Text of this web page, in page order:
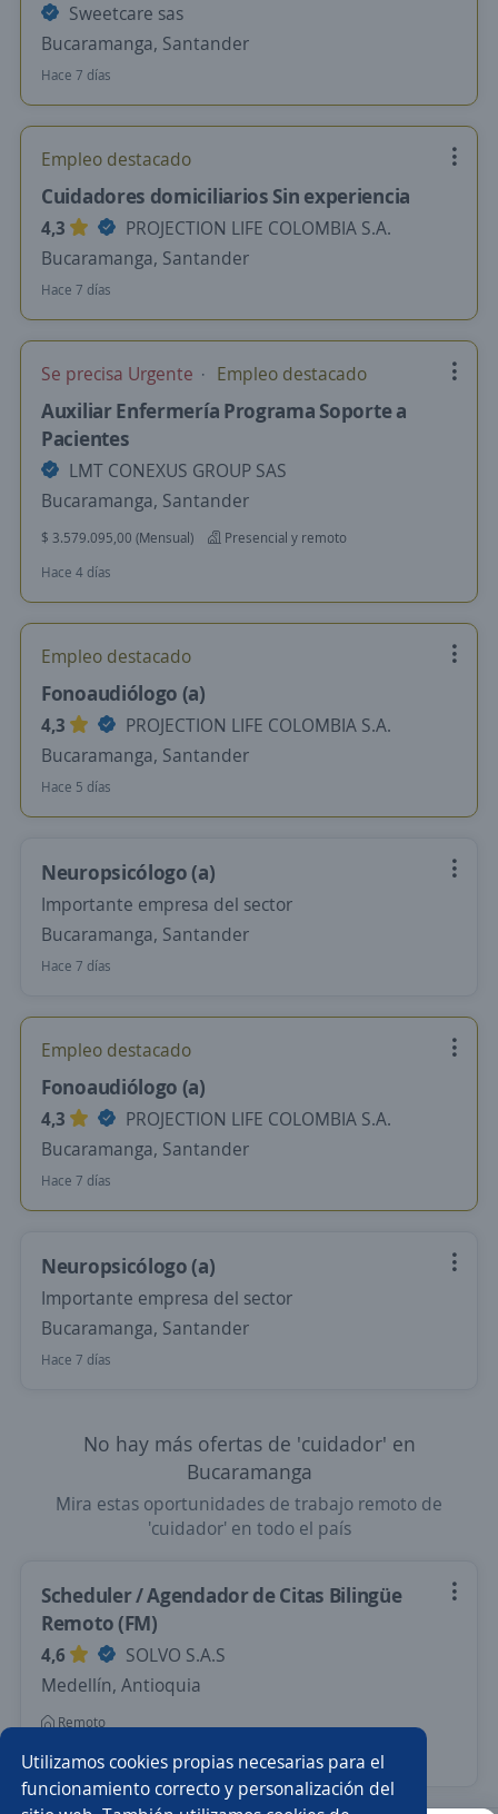
Utilizamos cookies propias necesarias para el
funcionamiento correcto y personalización del
Sweetcare sas
Bucaramanga, Santander
Hace 7 días
Empleo destacado
Cuidadores domiciliarios Sin experiencia
4,3
PROJECTION LIFE COLOMBIA S.A.
Bucaramanga, Santander
Hace 7 días
Se precisa Urgente Empleo destacado
Auxiliar Enfermería Programa Soporte a
Pacientes
LMT CONEXUS GROUP SAS
Bucaramanga, Santander
$ 3.579.095,00 (Mensual)
Presencial y remoto
Hace 4 días
Empleo destacado
Fonoaudiólogo (a)
4,3
PROJECTION LIFE COLOMBIA S.A.
Bucaramanga, Santander
Hace 5 días
Neuropsicólogo (a)
Importante empresa del sector
Bucaramanga, Santander
Hace 7 días
Empleo destacado
Fonoaudiólogo (a)
4,3
PROJECTION LIFE COLOMBIA S.A.
Bucaramanga, Santander
Hace 7 días
Neuropsicólogo (a)
Importante empresa del sector
Bucaramanga, Santander
Hace 7 días
No hay más ofertas de 'cuidador' en
Bucaramanga
Mira estas oportunidades de trabajo remoto de
'cuidador' en todo el país
Scheduler / Agendador de Citas Bilingüe
Remoto (FM)
4,6
SOLVO S.A.S
Medellín, Antioquia
Remoto
Hace 4 días